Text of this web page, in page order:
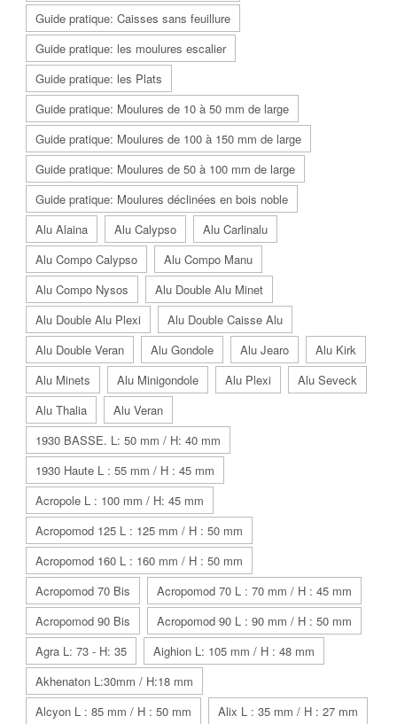
Guide pratique: Caisses sans feuillure
Guide pratique: les moulures escalier
Guide pratique: les Plats
Guide pratique: Moulures de 10 à 50 mm de large
Guide pratique: Moulures de 100 à 150 mm de large
Guide pratique: Moulures de 50 à 100 mm de large
Guide pratique: Moulures déclinées en bois noble
Alu Alaina
Alu Calypso
Alu Carlinalu
Alu Compo Calypso
Alu Compo Manu
Alu Compo Nysos
Alu Double Alu Minet
Alu Double Alu Plexi
Alu Double Caisse Alu
Alu Double Veran
Alu Gondole Alu Jearo
Alu Kirk
Alu Minets
Alu Minigondole Alu Plexi
Alu Seveck
Alu Thalia
Alu Veran
1930 BASSE. L: 50 mm / H: 40 mm
1930 Haute L : 55 mm / H : 45 mm
Acropole L : 100 mm / H: 45 mm
Acropomod 125 L : 125 mm / H : 50 mm
Acropomod 160 L : 160 mm / H : 50 mm
Acropomod 70 Bis
Acropomod 70 L : 70 mm / H : 45 mm
Acropomod 90 Bis
Acropomod 90 L : 90 mm / H : 50 mm
Agra L: 73 - H: 35
Aighion L: 105 mm / H : 48 mm
Akhenaton L:30mm / H:18 mm
Alcyon L : 85 mm / H : 50 mm
Alix L : 35 mm / H : 27 mm